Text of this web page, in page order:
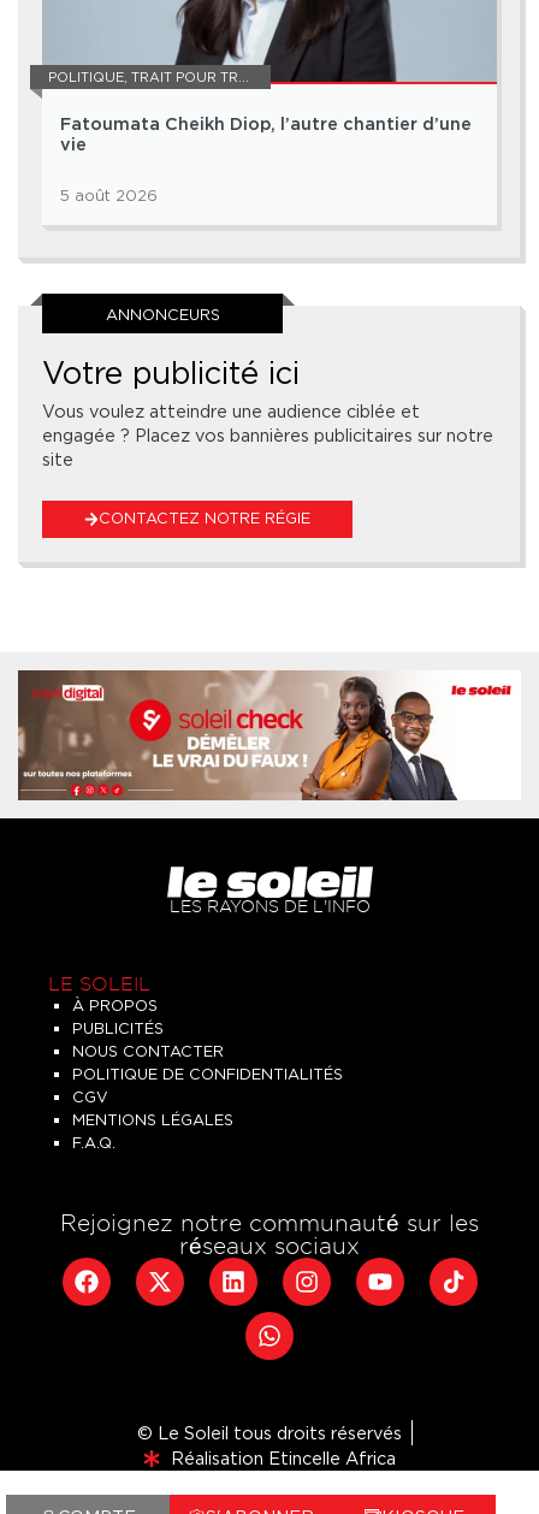
POLITIQUE TRAIT POUR TRAIT
Fatoumata Cheikh Diop, l’autre chantier d’une
vie
5 août 2026
ANNONCEURS
Votre publicité ici
Vous voulez atteindre une audience ciblée et
engagée ? Placez vos bannières publicitaires sur notre
site
CONTACTEZ NOTRE RÉGIE
LES RAYONS DE L'INFO
LE SOLEIL
À PROPOS
PUBLICITÉS
NOUS CONTACTER
POLITIQUE DE CONFIDENTIALITÉS
CGV
MENTIONS LÉGALES
F.A.Q.
Rejoignez notre communauté sur les
réseaux sociaux
© Le Soleil tous droits réservés
Réalisation Etincelle Africa